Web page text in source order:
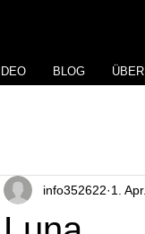
BLOG
info352622 1.